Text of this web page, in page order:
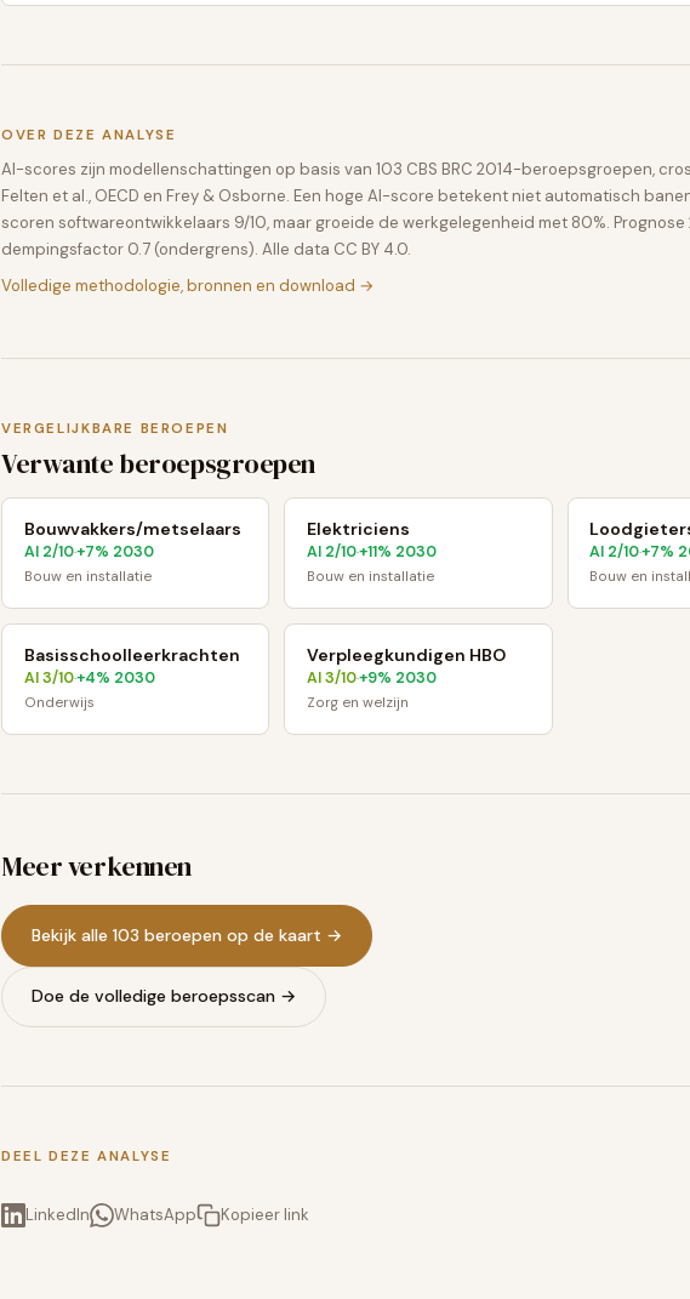
OVER DEZE ANALYSE
AI-scores zijn modellenschattingen op basis van 103 CBS BRC 2014-beroepsgroepen,
Felten et al., OECD en Frey & Osborne. Een hoge AI-score betekent niet automatisch
scoren softwareontwikkelaars 9/10, maar groeide de werkgelegenheid met 80%.
dempingsfactor 0.7 (ondergrens). Alle data CC BY 4.0.
Volledige methodologie, bronnen en download →
VERGELIJKBARE BEROEPEN
Verwante beroepsgroepen
Bouwvakkers/metselaars
AI 2/10·+7% 2030
Bouw en installatie
Elektriciens
AI 2/10·+11% 2030
Bouw en installatie
AI 2/10·+7%
Bouw en
Basisschoolleerkrachten
AI3/10·+4% 2030
Onderwijs
Verpleegkundigen HBO
AI3/10·+9% 2030
Zorg en welzijn
Meer verkennen
Bekijk alle 103 beroepen op de kaart →
Doe de volledige beroepsscan →
DEEL DEZE ANALYSE
LinkedIn WhatsApp Kopieer link